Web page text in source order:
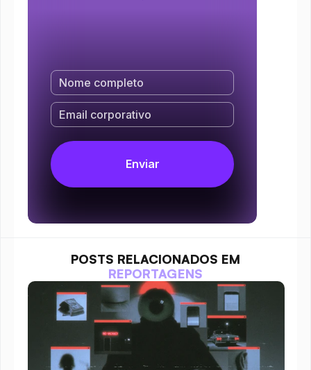
POSTS RELACIONADOS EM
REPORTAGENS